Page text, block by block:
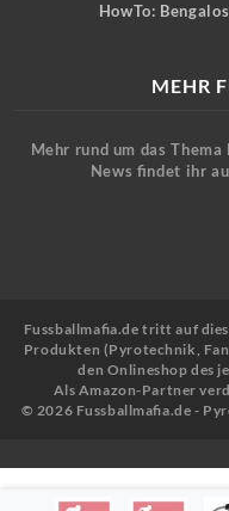
HowTo:
MEHR
Mehr rund um das
News findet ihr
Fussballmafia.de tritt auf
Produkten (Pyrotechnik,
den Onlineshop des
Als Amazon-Partner
© 2026 Fussballmafia.de -